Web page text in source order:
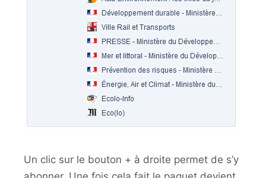
Un clic sur le bouton + à droite permet de s’y